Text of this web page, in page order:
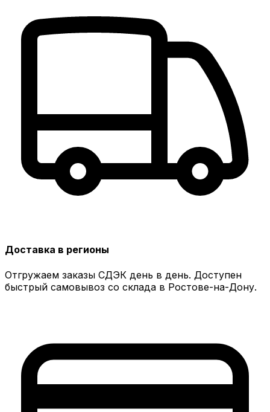
Доставка в регионы
Отгружаем заказы СДЭК день в день. Доступен
быстрый самовывоз со склада в Ростове-на-Дону.